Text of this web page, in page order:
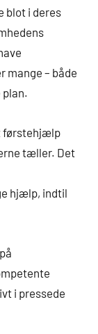
blot i deres
mange – både
plan.
førstehjælp
tæller. Det
hjælp, indtil
i pressede